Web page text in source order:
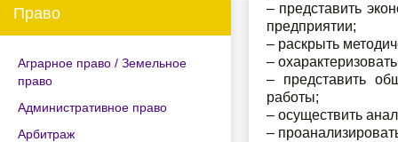
Право
Аграрное право / Земельное
право
Административное право
Арбитраж
– представить
предприятии;
– раскрыть
–
– представить
работы;
– осуществить
–